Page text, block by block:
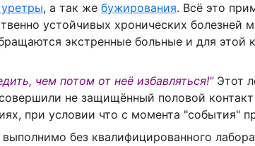
, а так же бужирования. Всё это
устойчивых хронических болезней
экстренные больные и для
чем потом от неё избавляться!"Этот
не защищённый половой
при условии что с момента "события"
без квалифицированного